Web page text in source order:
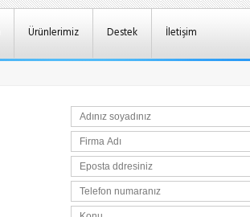
Ürünlerimiz Destek İletişim